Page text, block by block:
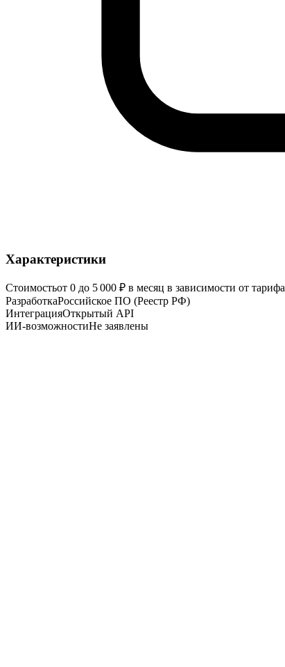
Характеристики
Стоимостьот 0 до 5 000 ₽ в месяц в зависимости от тарифа
РазработкаРоссийское ПО (Реестр РФ)
ИнтеграцияОткрытый API
ИИ-возможностиНе заявлены